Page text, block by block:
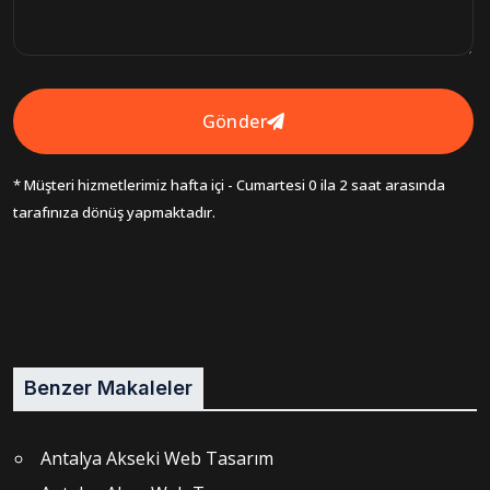
Gönder
* Müşteri hizmetlerimiz hafta içi - Cumartesi 0 ila 2 saat arasında
tarafınıza dönüş yapmaktadır.
Benzer Makaleler
Antalya Akseki Web Tasarım